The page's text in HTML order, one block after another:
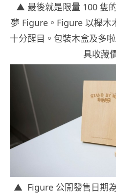
▲ 最後就是限量 100 隻
夢 Figure。Figure 以櫸木
十分醒目。包裝木盒及多
具收藏
▲ Figure 公開發售日期